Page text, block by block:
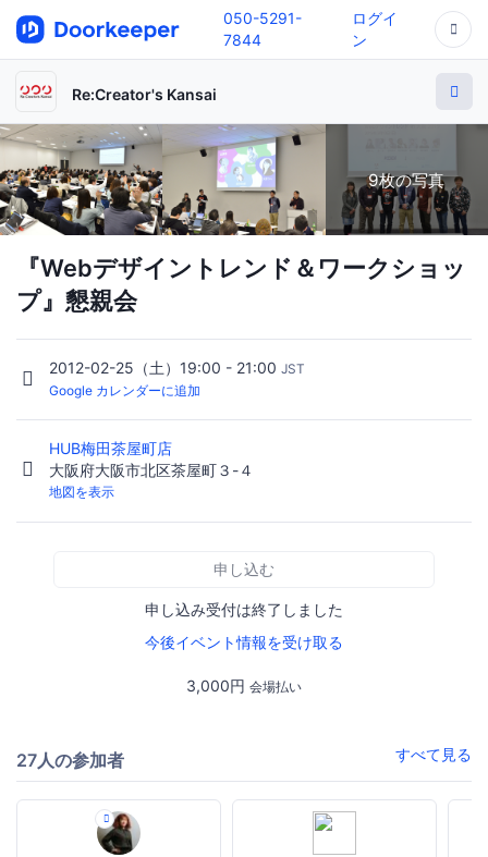
050-5291-
7844
ログイ
ン
Re:Creator's Kansai
9枚の写真
『Webデザイントレンド＆ワークショッ
プ』懇親会
2012-02-25（土）19:00 - 21:00 JST
Google カレンダーに追加
HUB梅田茶屋町店
大阪府大阪市北区茶屋町３-４
地図を表示
申し込む
申し込み受付は終了しました
今後イベント情報を受け取る
3,000円 会場払い
27人の参加者 すべて見る